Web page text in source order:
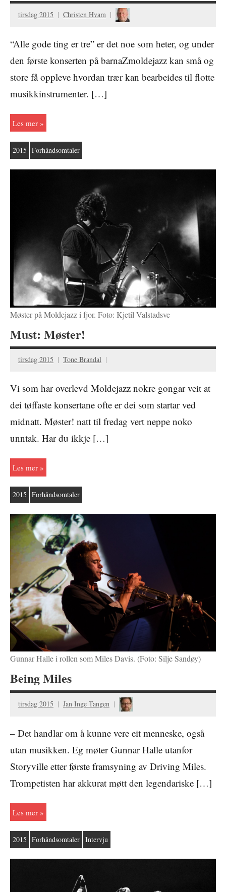
tirsdag 2015 Christen Hvam
“Alle gode ting er tre” er det noe som heter, og under
den første konserten på barnaZmoldejazz kan små og
store få oppleve hvordan trær kan bearbeides til flotte
musikkinstrumenter. […]
Les mer
2015 Forhåndsomtaler
Møster på Moldejazz i fjor. Foto: Kjetil Valstadsve
Must: Møster!
tirsdag 2015 Tone Brandal
Vi som har overlevd Moldejazz nokre gongar veit at
dei tøffaste konsertane ofte er dei som startar ved
midnatt. Møster! natt til fredag vert neppe noko
unntak. Har du ikkje […]
Les mer
2015 Forhåndsomtaler
Gunnar Halle i rollen som Miles Davis. (Foto: Silje Sandøy)
Being Miles
tirsdag 2015 Jan Inge Tangen
– Det handlar om å kunne vere eit menneske, også
utan musikken. Eg møter Gunnar Halle utanfor
Storyville etter første framsyning av Driving Miles.
Trompetisten har akkurat møtt den legendariske […]
Les mer
2015 Forhåndsomtaler Intervju